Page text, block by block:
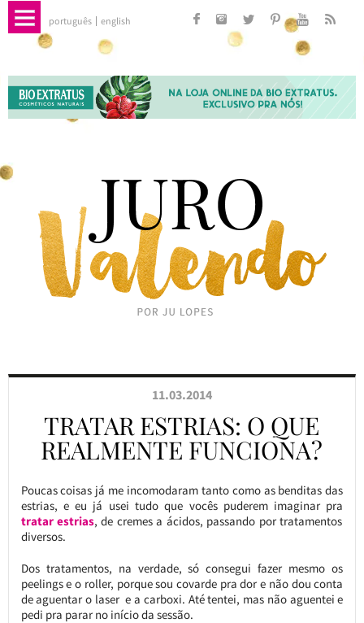
português english
11.03.2014
TRATAR ESTRIAS: O QUE
REALMENTE FUNCIONA?
Poucas coisas já me incomodaram tanto como as benditas das
estrias, e eu já usei tudo que vocês puderem imaginar pra
tratar estrias, de cremes a ácidos, passando por tratamentos
diversos.
Dos tratamentos, na verdade, só consegui fazer mesmo os
peelings e o roller, porque sou covarde pra dor e não dou conta
de aguentar o laser e a carboxi. Até tentei, mas não aguentei e
pedi pra parar no início da sessão.